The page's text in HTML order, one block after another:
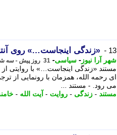
13 - «زندگی اینجاست…» روی
شهر آرا نیوز - سیاسی- 31 روز پیش - سه شنبه 16 تیر 1405، 11:52
مستند «زندگی اینجاست…» با روایتی
ای رحمه الله، همزمان با رونمایی از
می رود. - مستند ...
مستند - زندگی - روایت - آیت الله -